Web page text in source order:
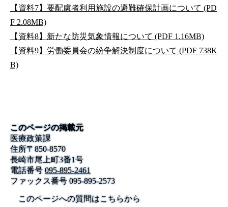
【資料7】要配慮者利用施設の避難確保計画について (PD
F 2.08MB)
【資料8】新たな防災気象情報について (PDF 1.16MB)
【資料9】労働委員会の紛争解決制度について (PDF 738K
B)
このページの掲載元
医療政策課
住所〒850-8570
長崎市尾上町3番1号
電話番号 095-895-2461
ファックス番号095-895-2573
このページへの質問はこちらから